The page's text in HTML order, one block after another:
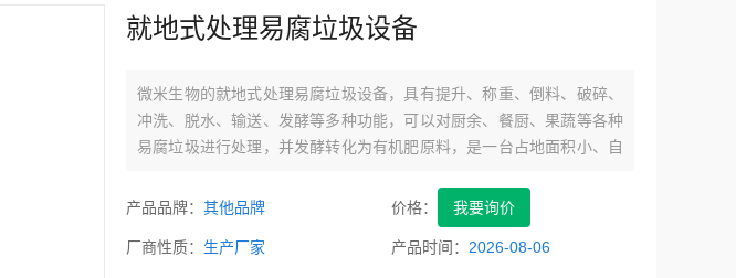
就地式处理易腐垃圾设备
微米生物的就地式处理易腐垃圾设备，具有提升、称重、倒料、破碎、
冲洗、脱水、输送、发酵等多种功能，可以对厨余、餐厨、果蔬等各种
易腐垃圾进行处理，并发酵转化为有机肥原料，是一台占地面积小、自
产品品牌： 其他品牌 价格： 我要询价
厂商性质： 生产厂家 产品时间： 2026-08-06